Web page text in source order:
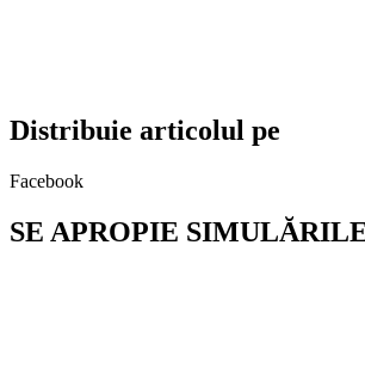
Distribuie articolul pe
Facebook
SE APROPIE